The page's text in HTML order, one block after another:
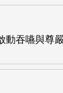
動吞嚥與尊